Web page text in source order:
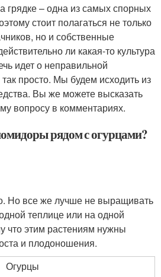
грядке – одна из самых спорных
стоит полагаться не только
но и собственные
ли какая-то культура
идет о неправильной
просто. Мы будем исходить из
Вы же можете высказать
вопросу в комментариях.
рядом с огурцами?
Но все же лучше не выращивать
теплице или на одной
что этим растениям нужны
и плодоношения.
Огурцы